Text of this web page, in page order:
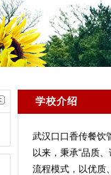
学校介绍
武汉口口香传餐饮
以来，秉承“品质
流程模式，以优质